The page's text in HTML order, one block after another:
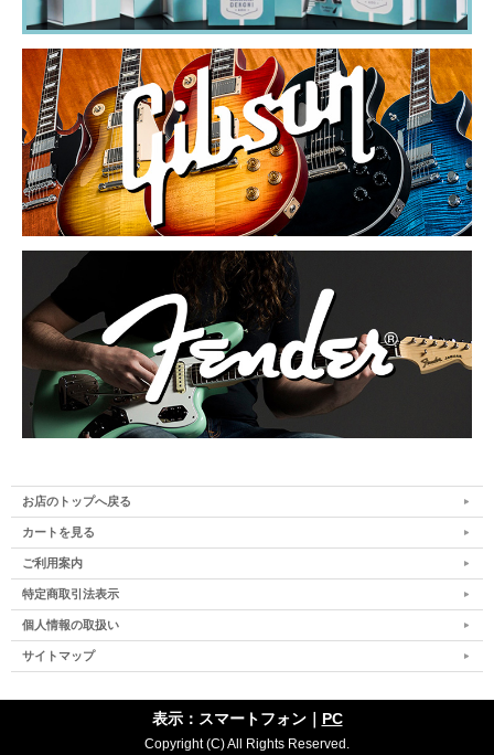
お店のトップへ戻る
カートを見る
ご利用案内
特定商取引法表示
個人情報の取扱い
サイトマップ
表示：スマートフォン｜ PC
Copyright (C) All Rights Reserved.